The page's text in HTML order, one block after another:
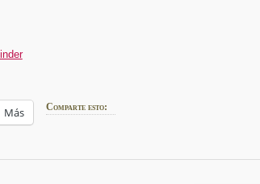
Comparte esto:
Más